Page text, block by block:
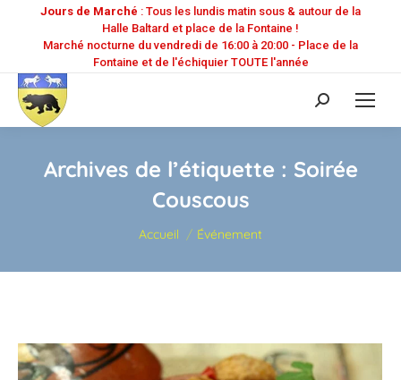
Jours de Marché : Tous les lundis matin sous & autour de la
Halle Baltard et place de la Fontaine !
Marché nocturne du vendredi de 16:00 à 20:00 - Place de la
Fontaine et de l'échiquier TOUTE l'année
Recherche
:
Archives de l’étiquette : Soirée
Couscous
Vous êtes ici :
Accueil Événement